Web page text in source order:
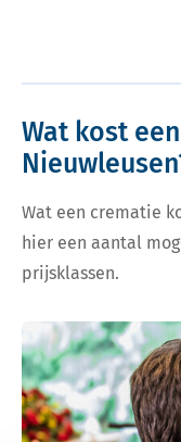
Wat kost
Wat een crematie
hier een aantal
prijsklassen.
Bekijk tarieven voor